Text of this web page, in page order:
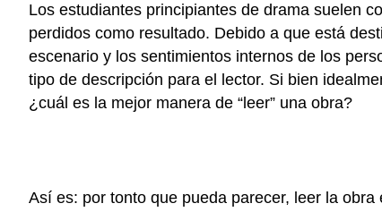
Los estudiantes principiantes de drama suelen
perdidos como resultado. Debido a que está
escenario y los sentimientos internos de los
tipo de descripción para el lector. Si bien
¿cuál es la mejor manera de “leer” una obra?
Así es: por tonto que pueda parecer, leer la